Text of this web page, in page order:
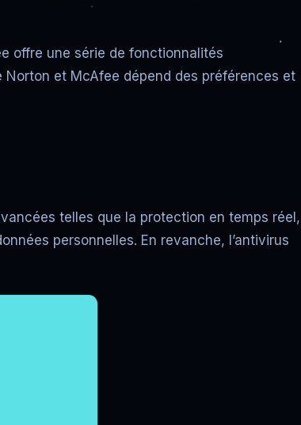
offre une série de fonctionnalités
et McAfee dépend des préférences et
telles que la protection en temps réel,
personnelles. En revanche, l’antivirus